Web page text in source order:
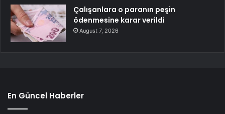
Çalışanlara o paranın peşin
ödenmesine karar verildi
August 7, 2026
En Güncel Haberler